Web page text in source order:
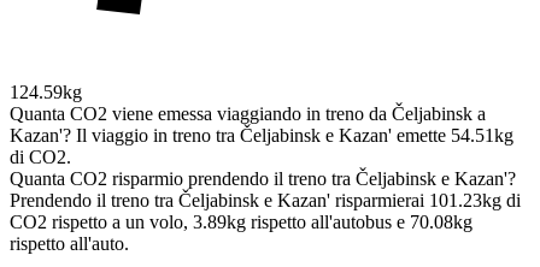
124.59kg
Quanta CO2 viene emessa viaggiando in treno da Čeljabinsk a
Kazan'? Il viaggio in treno tra Čeljabinsk e Kazan' emette 54.51kg
di CO2.
Quanta CO2 risparmio prendendo il treno tra Čeljabinsk e Kazan'?
Prendendo il treno tra Čeljabinsk e Kazan' risparmierai 101.23kg di
CO2 rispetto a un volo, 3.89kg rispetto all'autobus e 70.08kg
rispetto all'auto.